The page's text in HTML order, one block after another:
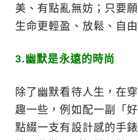
美、有點亂無妨；只要
生命更輕盈、放鬆、自由
3. 幽默是永遠的時尚
除了幽默看待人生，在
趣一些，例如配一副「
點綴一支有設計感的手